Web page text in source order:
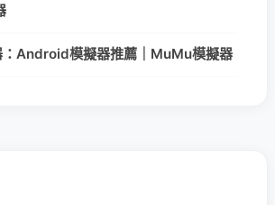
：Android模擬器推薦｜MuMu模擬器